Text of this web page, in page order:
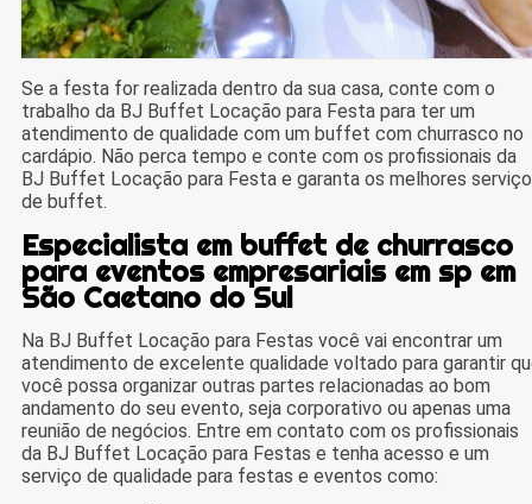
Se a festa for realizada dentro da sua casa, conte com o
trabalho da BJ Buffet Locação para Festa para ter um
atendimento de qualidade com um buffet com churrasco no
cardápio. Não perca tempo e conte com os profissionais da
BJ Buffet Locação para Festa e garanta os melhores
de buffet.
Especialista em buffet de churrasco
para eventos empresariais em sp em
São Caetano do Sul
Na BJ Buffet Locação para Festas você vai encontrar um
atendimento de excelente qualidade voltado para garantir
você possa organizar outras partes relacionadas ao bom
andamento do seu evento, seja corporativo ou apenas uma
reunião de negócios. Entre em contato com os profissionais
da BJ Buffet Locação para Festas e tenha acesso e um
serviço de qualidade para festas e eventos como: